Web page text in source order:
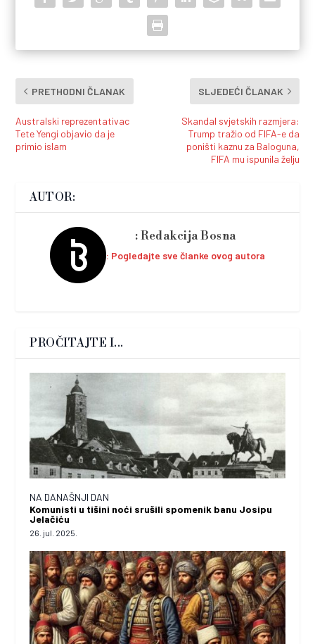
PRETHODNI ČLANAK
Australski reprezentativac
Tete Yengi objavio da je
primio islam
SLJEDEĆI ČLANAK
Skandal svjetskih razmjera:
Trump tražio od FIFA-e da
poništi kaznu za Baloguna,
FIFA mu ispunila želju
AUTOR:
Redakcija Bosna
Pogledajte sve članke ovog autora
PROČITAJTE I...
NA DANAŠNJI DAN
Komunisti u tišini noći srušili spomenik banu Josipu
Jelačiću
26. jul. 2025.